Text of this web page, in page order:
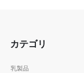
カテゴリ
乳製品